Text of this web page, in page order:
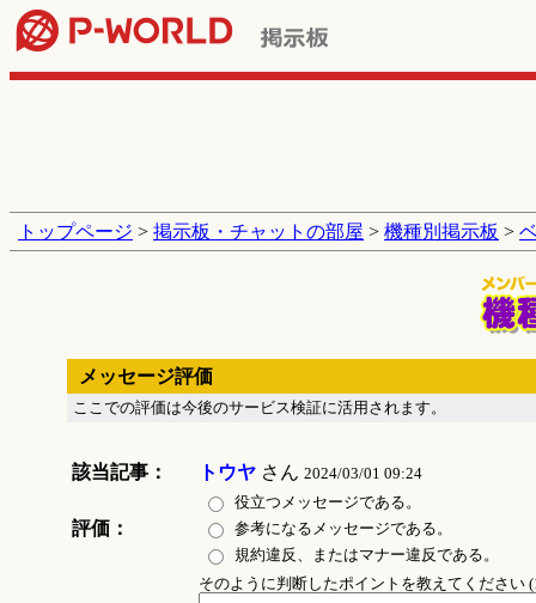
トップページ > 掲示板・チャットの部屋 > 機種別掲示板 >
メッセージ評価
ここでの評価は今後のサービス検証に活用されます。
該当記事： トウヤさん 2024/03/01 09:24
評価：
役立つメッセージである。
参考になるメッセージである。
規約違反、またはマナー違反である。
そのように判断したポイントを教えてください